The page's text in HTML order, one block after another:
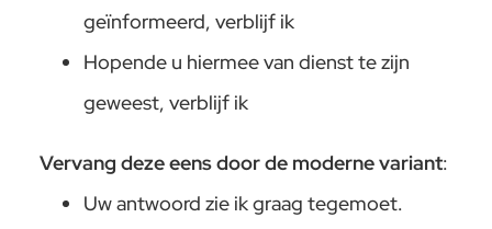
geïnformeerd, verblijf ik
Hopende u hiermee van dienst te zijn
geweest, verblijf ik
Vervang deze eens door de moderne variant:
Uw antwoord zie ik graag tegemoet.